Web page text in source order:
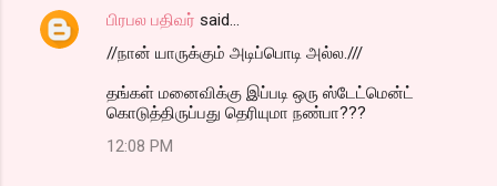
பிரபல பதிவர் said…
//நான் யாருக்கும் அடிப்பொடி அல்ல.///
தங்கள் மனைவிக்கு இப்படி ஒரு ஸ்டேட்மென்ட்
கொடுத்திருப்பது தெரியுமா நண்பா???
12:08 PM